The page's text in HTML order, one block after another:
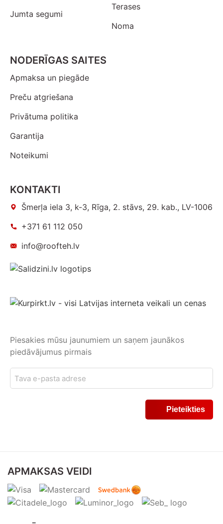
Jumta segumi
Terases
Noma
NODERĪGAS SAITES
Apmaksa un piegāde
Preču atgriešana
Privātuma politika
Garantija
Noteikumi
KONTAKTI
Šmerļa iela 3, k-3, Rīga, 2. stāvs, 29. kab., LV-1006
+371 61 112 050
info@roofteh.lv
Piesakies mūsu jaunumiem un saņem jaunākos
piedāvājumus pirmais
APMAKSAS VEIDI